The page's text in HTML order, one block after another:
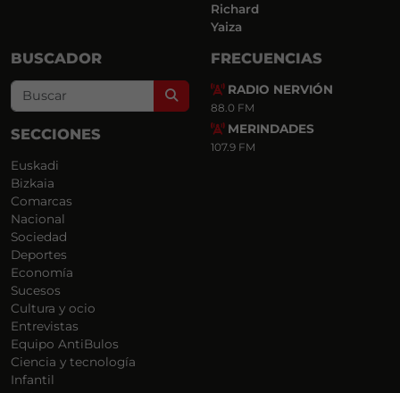
Richard
Yaiza
BUSCADOR
Search
SECCIONES
Euskadi
Bizkaia
Comarcas
Nacional
Sociedad
Deportes
Economía
Sucesos
Cultura y ocio
Entrevistas
Equipo AntiBulos
Ciencia y tecnología
Infantil
FRECUENCIAS
RADIO NERVIÓN
88.0 FM
MERINDADES
107.9 FM